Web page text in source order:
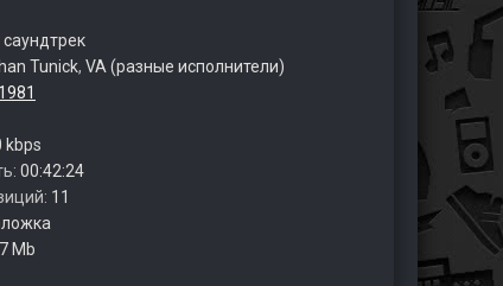
Tunick, VA (разные исполнители)
1981
kbps
00:42:24
11
Mb